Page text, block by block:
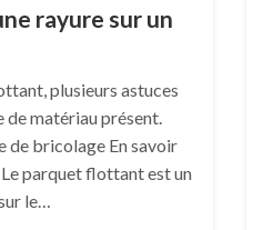
rayure sur un
plusieurs astuces
matériau présent.
de bricolage En savoir
parquet flottant est un
le…